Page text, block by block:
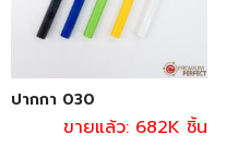
ปากกา 030
ขายแล้ว: 682K ชิ้น